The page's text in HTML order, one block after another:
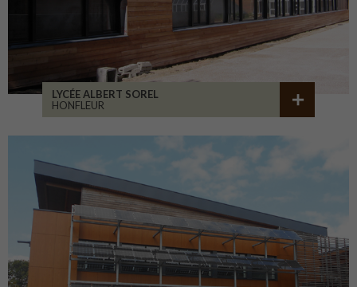
LYCÉE ALBERT SOREL
HONFLEUR